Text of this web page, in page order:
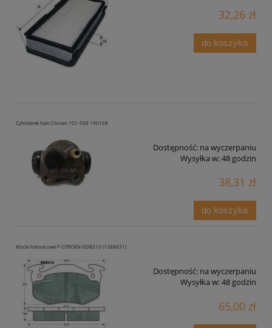
32,26 zł
do koszyka
Cylinderek ham Citroen 101-568 190168
Dostępność: na wyczerpaniu
Wysyłka w:48 godzin
38,31 zł
do koszyka
Klocki hamulcowe P CITROEN GDB313 (1388831)
Dostępność: na wyczerpaniu
Wysyłka w:48 godzin
65,00 zł